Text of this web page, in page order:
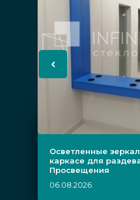
Осветленные
каркасе для
Просвещения
06.08.2026